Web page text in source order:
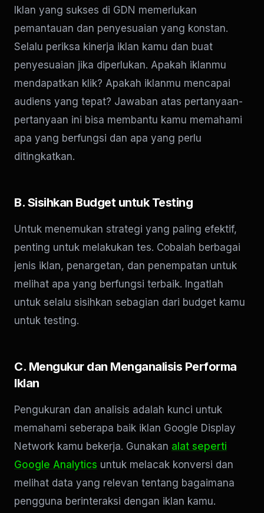
Iklan yang sukses di GDN memerlukan
pemantauan dan penyesuaian yang konstan.
Selalu periksa kinerja iklan kamu dan buat
penyesuaian jika diperlukan. Apakah iklanmu
mendapatkan klik? Apakah iklanmu mencapai
audiens yang tepat? Jawaban atas pertanyaan-
pertanyaan ini bisa membantu kamu memahami
apa yang berfungsi dan apa yang perlu
ditingkatkan.
B. Sisihkan Budget untuk Testing
Untuk menemukan strategi yang paling efektif,
penting untuk melakukan tes. Cobalah berbagai
jenis iklan, penargetan, dan penempatan untuk
melihat apa yang berfungsi terbaik. Ingatlah
untuk selalu sisihkan sebagian dari budget kamu
untuk testing.
C. Mengukur dan Menganalisis Performa
Iklan
Pengukuran dan analisis adalah kunci untuk
memahami seberapa baik iklan Google Display
Network kamu bekerja. Gunakan alat seperti
Google Analytics untuk melacak konversi dan
melihat data yang relevan tentang bagaimana
pengguna berinteraksi dengan iklan kamu.